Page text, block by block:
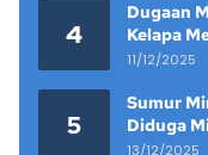
4
Dugaan
Kelapa
Sorotan
11/12/2025
5
Sumur
Diduga
Tewas
13/12/2025